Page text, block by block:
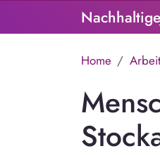
Nachhaltige
Home